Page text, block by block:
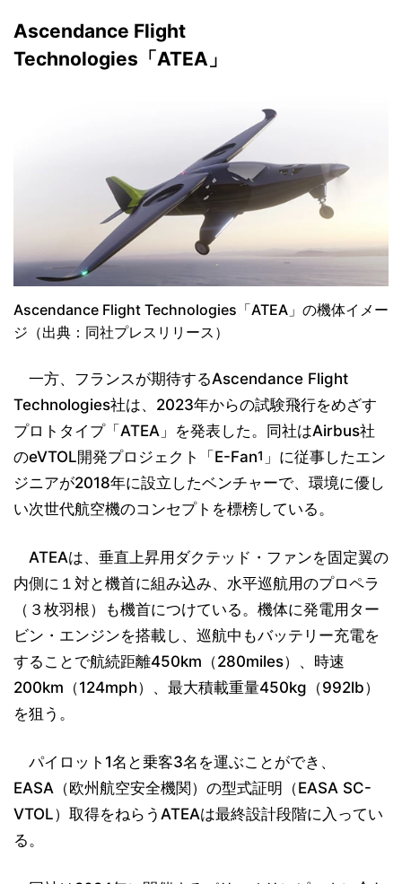
Ascendance Flight
Technologies「ATEA」
Ascendance Flight Technologies「ATEA」の機体イメー
ジ（出典：同社プレスリリース）
一方、フランスが期待するAscendance Flight
Technologies社は、2023年からの試験飛行をめざす
プロトタイプ「ATEA」を発表した。同社はAirbus社
のeVTOL開発プロジェクト「E-Fan1 」に従事したエン
ジニアが2018年に設立したベンチャーで、環境に優し
い次世代航空機のコンセプトを標榜している。
ATEAは、垂直上昇用ダクテッド・ファンを固定翼の
内側に１対と機首に組み込み、水平巡航用のプロペラ
（３枚羽根）も機首につけている。機体に発電用ター
ビン・エンジンを搭載し、巡航中もバッテリー充電を
することで航続距離450km（280miles）、時速
200km（124mph）、最大積載重量450kg（992lb）
を狙う。
パイロット1名と乗客3名を運ぶことができ、
EASA（欧州航空安全機関）の型式証明（EASA SC-
VTOL）取得をねらうATEAは最終設計段階に入ってい
る。